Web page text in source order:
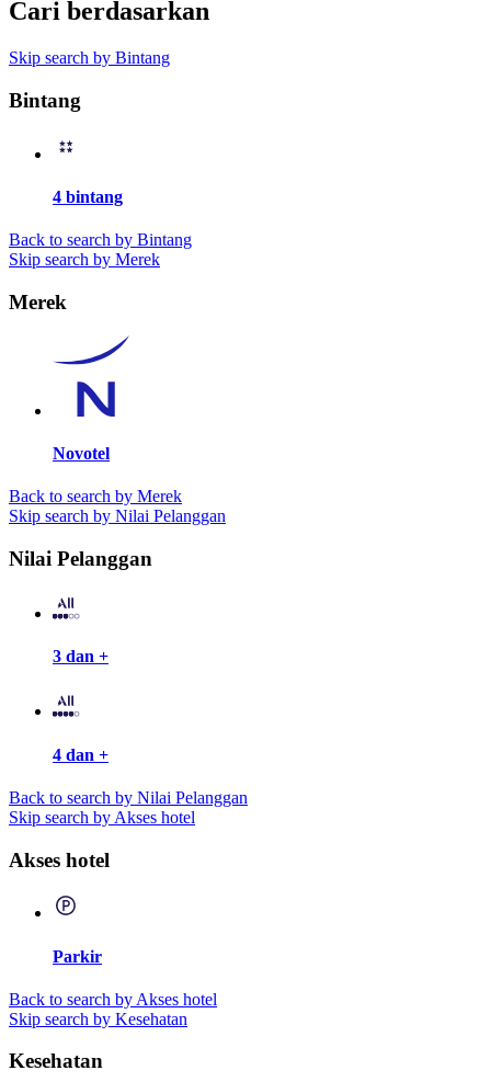
Cari berdasarkan
Skip search by Bintang
Bintang
4 bintang
Back to search by Bintang
Skip search by Merek
Merek
Novotel
Back to search by Merek
Skip search by Nilai Pelanggan
Nilai Pelanggan
3 dan +
4 dan +
Back to search by Nilai Pelanggan
Skip search by Akses hotel
Akses hotel
Parkir
Back to search by Akses hotel
Skip search by Kesehatan
Kesehatan